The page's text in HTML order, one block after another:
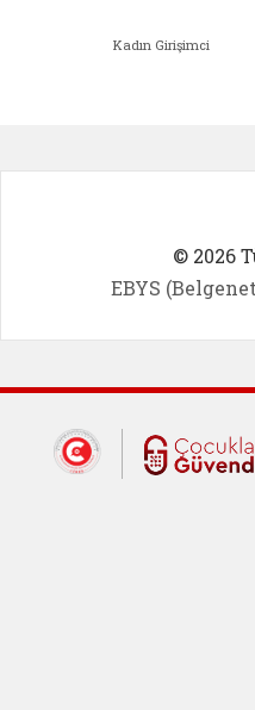
Kadın Girişimci
© 2026
EBYS
Dış